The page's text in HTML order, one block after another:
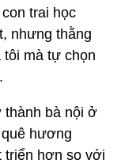
trai học
nhưng thằng
tôi mà tự chọn
thành bà nội ở
quê hương
triển hơn so với